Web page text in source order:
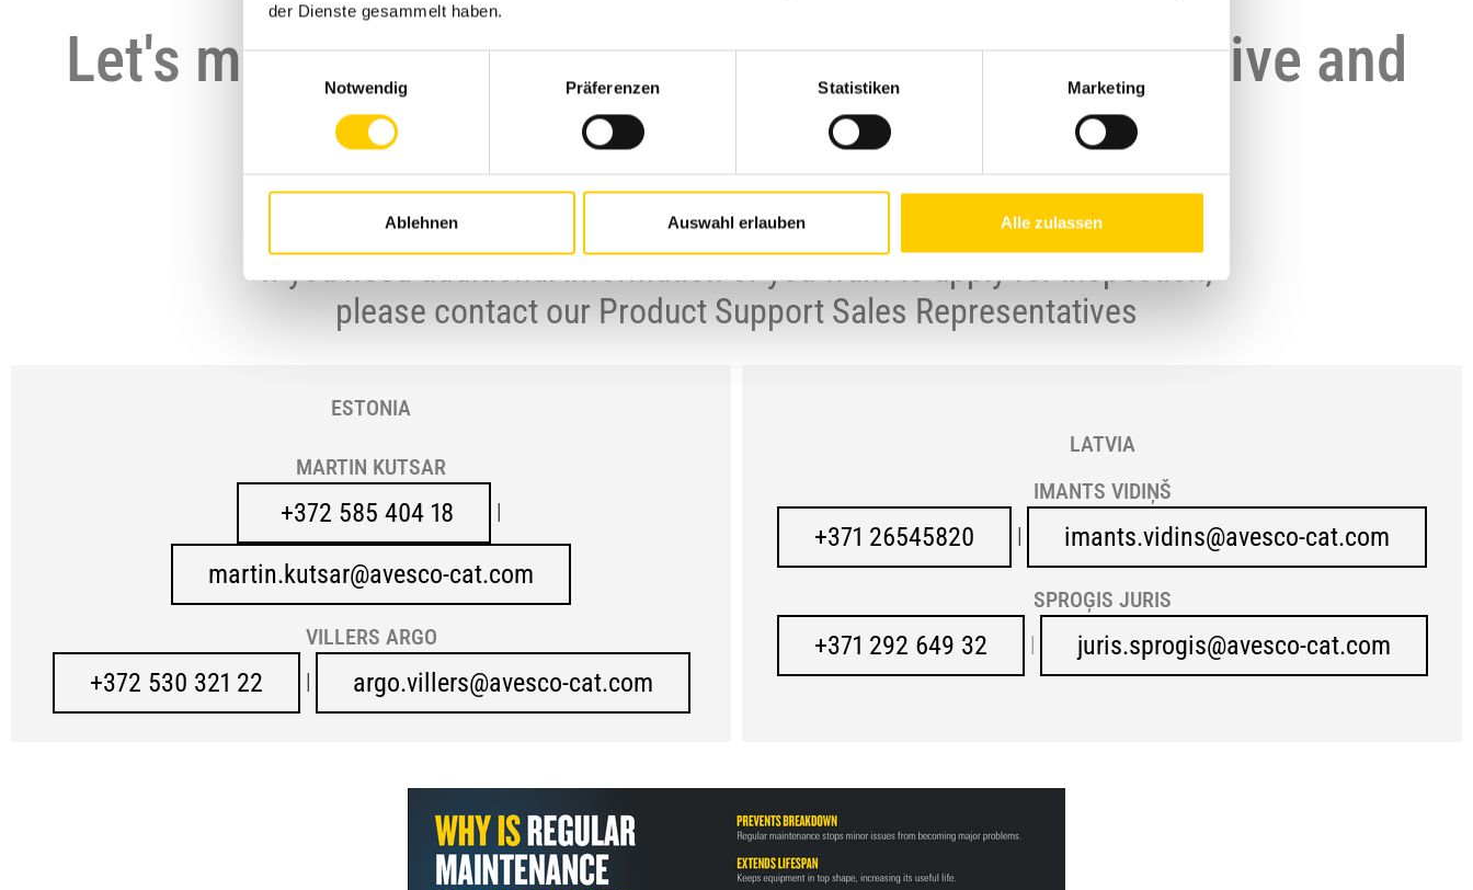
der Dienste gesammelt haben.
Notwendig
Präferenzen Statistiken Marketing
Ablehnen Auswahl erlauben Alle zulassen
Let's make this upcoming season most productive and
successful yet!
If you need additional information or you want to apply for inspection,
please contact our Product Support Sales Representatives
ESTONIA
MARTIN KUTSAR
+372 585 404 18 |
martin.kutsar@avesco-cat.com
VILLERS ARGO
+372 530 321 22 | argo.villers@avesco-cat.com
LATVIA
IMANTS VIDIŅŠ
+371 26545820 | imants.vidins@avesco-cat.com
SPROĢIS JURIS
+371 292 649 32 | juris.sprogis@avesco-cat.com